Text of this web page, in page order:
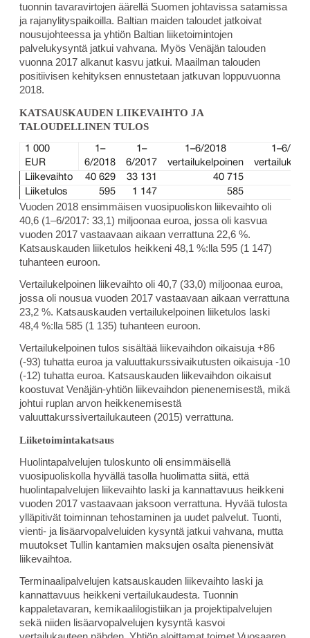
tuonnin tavaravirtojen äärellä Suomen johtavissa satamissa
ja rajanylityspaikoilla. Baltian maiden taloudet jatkoivat
nousujohteessa ja yhtiön Baltian liiketoimintojen
palvelukysyntä jatkui vahvana. Myös Venäjän talouden
vuonna 2017 alkanut kasvu jatkui. Maailman talouden
positiivisen kehityksen ennustetaan jatkuvan loppuvuonna
2018.
KATSAUSKAUDEN LIIKEVAIHTO JA
TALOUDELLINEN TULOS
1 000
EUR
1–
6/2018
1–
6/2017
1–6/2018
vertailukelpoinen
1–6/
Liikevaihto
40 629 33 131 40 715
Liiketulos
595 1 147 585
Vuoden 2018 ensimmäisen vuosipuoliskon liikevaihto oli
40,6 (1–6/2017: 33,1) miljoonaa euroa, jossa oli kasvua
vuoden 2017 vastaavaan aikaan verrattuna 22,6 %.
Katsauskauden liiketulos heikkeni 48,1 %:lla 595 (1 147)
tuhanteen euroon.
Vertailukelpoinen liikevaihto oli 40,7 (33,0) miljoonaa euroa,
jossa oli nousua vuoden 2017 vastaavaan aikaan verrattuna
23,2 %. Katsauskauden vertailukelpoinen liiketulos laski
48,4 %:lla 585 (1 135) tuhanteen euroon.
Vertailukelpoinen tulos sisältää liikevaihdon oikaisuja +86
(-93) tuhatta euroa ja valuuttakurssivaikutusten oikaisuja -10
(-12) tuhatta euroa. Katsauskauden liikevaihdon oikaisut
koostuvat Venäjän-yhtiön liikevaihdon pienenemisestä, mikä
johtui ruplan arvon heikkenemisestä
valuuttakurssivertailukauteen (2015) verrattuna.
Liiketoimintakatsaus
Huolintapalvelujen tuloskunto oli ensimmäisellä
vuosipuoliskolla hyvällä tasolla huolimatta siitä, että
huolintapalvelujen liikevaihto laski ja kannattavuus heikkeni
vuoden 2017 vastaavaan jaksoon verrattuna. Hyvää tulosta
ylläpitivät toiminnan tehostaminen ja uudet palvelut. Tuonti,
vienti- ja lisäarvopalveluiden kysyntä jatkui vahvana, mutta
muutokset Tullin kantamien maksujen osalta pienensivät
liikevaihtoa.
Terminaalipalvelujen katsauskauden liikevaihto laski ja
kannattavuus heikkeni vertailukaudesta. Tuonnin
kappaletavaran, kemikaalilogistiikan ja projektipalvelujen
sekä niiden lisäarvopalvelujen kysyntä kasvoi